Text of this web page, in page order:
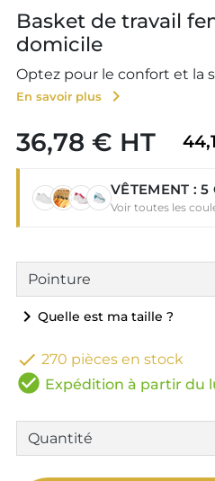
Basket de travail
domicile
Optez pour le confort et la
En savoir plus chevron_right
36,78 € HT
VÊTEMENT :
Voir toutes les
chevron_right Quelle est ma taille ?
 270 pièces en stock
check_circle Expédition à partir du